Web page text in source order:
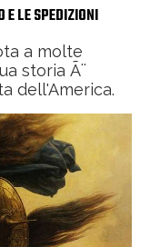
E LE SPEDIZIONI
a molte
storia Ã¨
dell'America.